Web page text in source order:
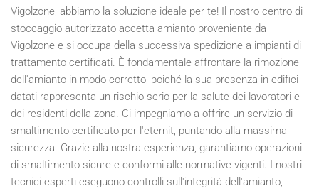
Vigolzone, abbiamo la soluzione ideale per te! Il nostro centro di
stoccaggio autorizzato accetta amianto proveniente da
Vigolzone e si occupa della successiva spedizione a impianti di
trattamento certificati. È fondamentale affrontare la rimozione
dell'amianto in modo corretto, poiché la sua presenza in edifici
datati rappresenta un rischio serio per la salute dei lavoratori e
dei residenti della zona. Ci impegniamo a offrire un servizio di
smaltimento certificato per l'eternit, puntando alla massima
sicurezza. Grazie alla nostra esperienza, garantiamo operazioni
di smaltimento sicure e conformi alle normative vigenti. I nostri
tecnici esperti eseguono controlli sull'integrità dell'amianto,